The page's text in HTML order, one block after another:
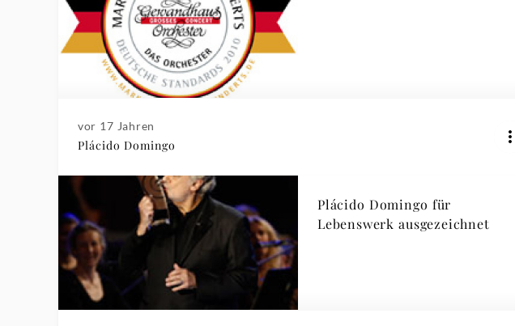
vor 17 Jahren
Plácido Domingo
Plácido Domingo für
Lebenswerk ausgezeichnet